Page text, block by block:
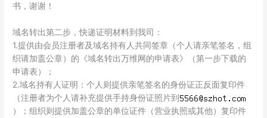
书，谢谢！
域名转出第二步，快递证明材料到我司：
1.提供由会员注册者及域名持有人共同签章（个人请亲笔签名，组
织请加盖公章）的《域名转出万维网的申请表》（第一步下载的
申请表）；
2.域名持有人证明：个人则提供亲笔签名的身份证正反面复印件
（注册者为个人请补充提供手持身份证照片到
）；组织则提供加盖公章的单位证件（营业执照或其他）复印件